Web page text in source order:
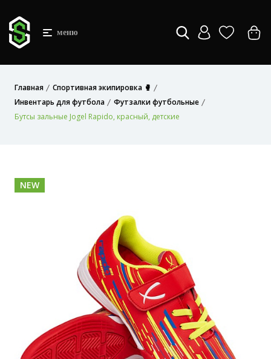
меню
Главная
Спортивная экипировка 🥊
Инвентарь для футбола
Футзалки футбольные
Бутсы зальные Jogel Rapido, красный, детские
NEW